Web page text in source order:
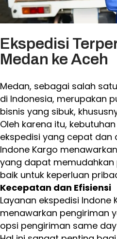
Ekspedisi
Medan ke Aceh
Medan, sebagai salah
di Indonesia, merupakan
bisnis yang sibuk,
Oleh karena itu,
ekspedisi yang cepat dan
Indone Kargo
yang dapat
baik untuk keperluan
Kecepatan dan Efisiensi
Layanan ekspedisi Indone
menawarkan pengiriman
opsi pengiriman same